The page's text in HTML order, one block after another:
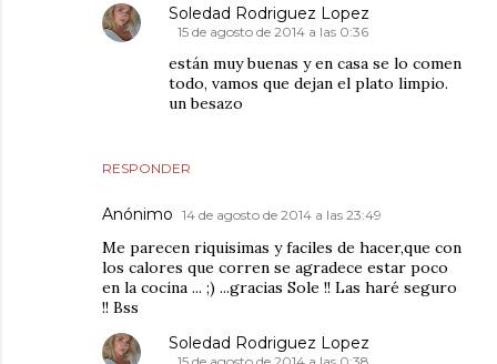
RESPONDER
Soledad Rodriguez Lopez
15 de agosto de 2014 a las 0:36
están muy buenas y en casa se lo comen
todo, vamos que dejan el plato limpio.
un besazo
Anónimo 14 de agosto de 2014 a las 23:49
Me parecen riquisimas y faciles de hacer,que con
los calores que corren se agradece estar poco
en la cocina ... ;) ...gracias Sole !! Las haré seguro
!! Bss
Soledad Rodriguez Lopez